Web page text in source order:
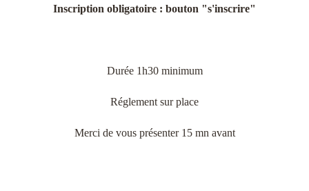
Inscription obligatoire : bouton "s'inscrire"
Durée 1h30 minimum
Réglement sur place
Merci de vous présenter 15 mn avant